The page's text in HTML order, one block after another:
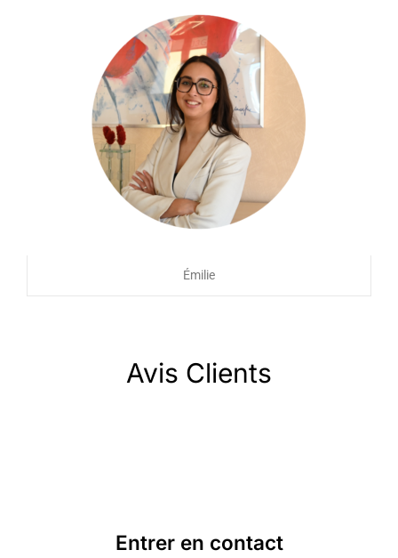
Émilie
Avis Clients
Entrer en contact